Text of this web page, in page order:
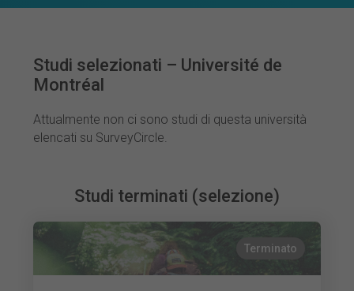
Studi selezionati – Université de
Montréal
Attualmente non ci sono studi di questa università
elencati su SurveyCircle.
Studi terminati (selezione)
Terminato